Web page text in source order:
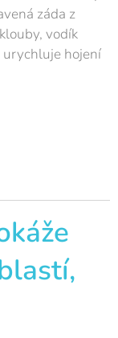
záda z
vodík
hojení